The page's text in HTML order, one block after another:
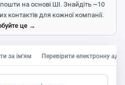
на основі ШІ. Знайдіть ~10
контактів для кожної компанії.
це →
за ім'ям Перевірити електронну